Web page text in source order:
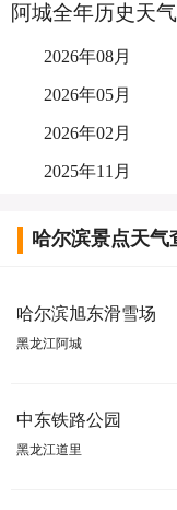
阿城全年历史天
2026年08月
2026年05月
2026年02月
2025年11月
哈尔滨景点天气
哈尔滨旭东滑雪场
黑龙江阿城
中东铁路公园
黑龙江道里